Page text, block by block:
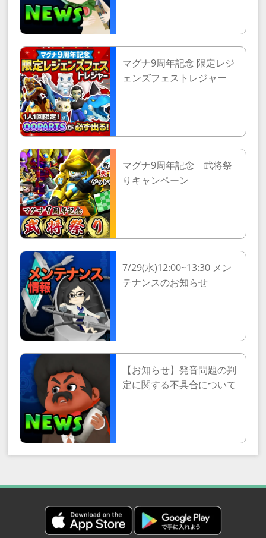
マグナ9周年記念 限定レジ
ェンズフェストレジャー
マグナ9周年記念 武将祭
りキャンペーン
7/29(水)12:00~13:30 メン
テナンスのお知らせ
【お知らせ】発音問題の判
定に関する不具合について